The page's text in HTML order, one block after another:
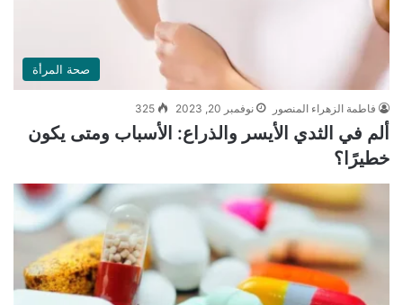
صحة المرأة
فاطمة الزهراء المنصور نوفمبر 20, 2023 325
ألم في الثدي الأيسر والذراع: الأسباب ومتى يكون
خطيرًا؟